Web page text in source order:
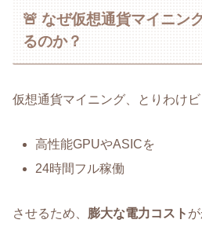
🚨 なぜ仮想通貨マイニン
るのか？
仮想通貨マイニング、とりわけビ
高性能GPUやASICを
24時間フル稼働
させるため、 膨大な電力コスト